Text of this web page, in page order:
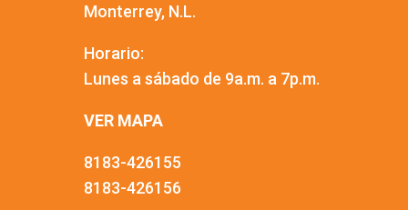
Monterrey, N.L.
Horario:
Lunes a sábado de 9a.m. a 7p.m.
VER MAPA
8183-426155
8183-426156